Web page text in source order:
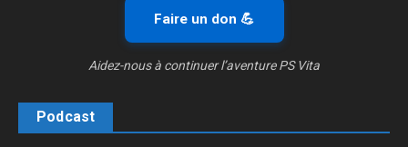
Faire un don 💪
Aidez-nous à continuer l’aventure PS Vita
Podcast